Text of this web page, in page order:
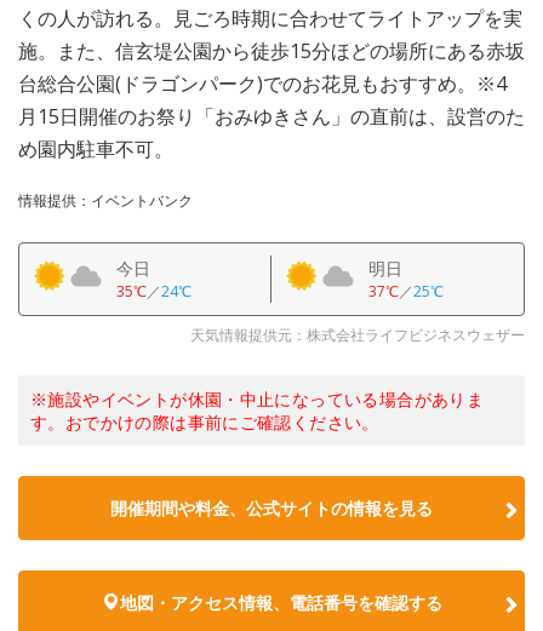
くの人が訪れる。見ごろ時期に合わせてライトアップを実
施。また、信玄堤公園から徒歩15分ほどの場所にある赤坂
台総合公園(ドラゴンパーク)でのお花見もおすすめ。※4
月15日開催のお祭り「おみゆきさん」の直前は、設営のた
め園内駐車不可。
情報提供：イベントバンク
今日
35℃／24℃
明日
37℃／25℃
天気情報提供元：株式会社ライフビジネスウェザー
※施設やイベントが休園・中止になっている場合がありま
す。おでかけの際は事前にご確認ください。
開催期間や料金、公式サイトの情報を見る
地図・アクセス情報、電話番号を確認する